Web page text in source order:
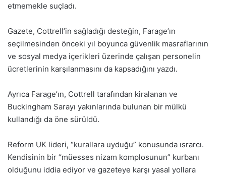
etmemekle suçladı.
Gazete, Cottrell’in sağladığı desteğin, Farage’ın
seçilmesinden önceki yıl boyunca güvenlik masraflarının
ve sosyal medya içerikleri üzerinde çalışan personelin
ücretlerinin karşılanmasını da kapsadığını yazdı.
Ayrıca Farage’ın, Cottrell tarafından kiralanan ve
Buckingham Sarayı yakınlarında bulunan bir mülkü
kullandığı da öne sürüldü.
Reform UK lideri, “kurallara uyduğu” konusunda ısrarcı.
Kendisinin bir “müesses nizam komplosunun” kurbanı
olduğunu iddia ediyor ve gazeteye karşı yasal yollara